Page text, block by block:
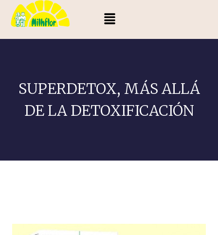
SUPERDETOX, MÁS ALLÁ
DE LA DETOXIFICACIÓN